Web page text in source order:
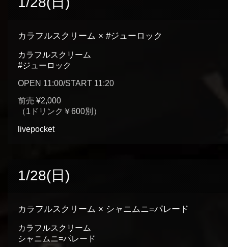
カラフルスクリーム × #ジューロック
カラフルスクリーム
#ジューロック
OPEN 11:00/START 11:20
前売 ¥2,000
（1ドリンク￥600別）
livepocket
1/28(日)
カラフルスクリーム × シャニムニ=パレード
カラフルスクリーム
シャニムニ=パレード